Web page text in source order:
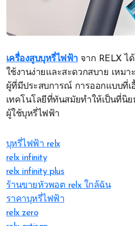
เครื่องสูบบุหรี่ไฟฟ้าจาก RELX ไ
ใช้งานง่ายและสะดวกสบาย เหมา
ผู้ที่มีประสบการณ์ การออกแบบที่เ
เทคโนโลยีที่ทันสมัยทำให้เป็นที่นิย
ผู้ใช้บุหรี่ไฟฟ้า
บุหรี่ไฟฟ้า relx
relx infinity
relx infinity plus
ร้านขายหัวพอต relx ใกล้ฉัน
ราคาบุหรี่ไฟฟ้า
relx zero